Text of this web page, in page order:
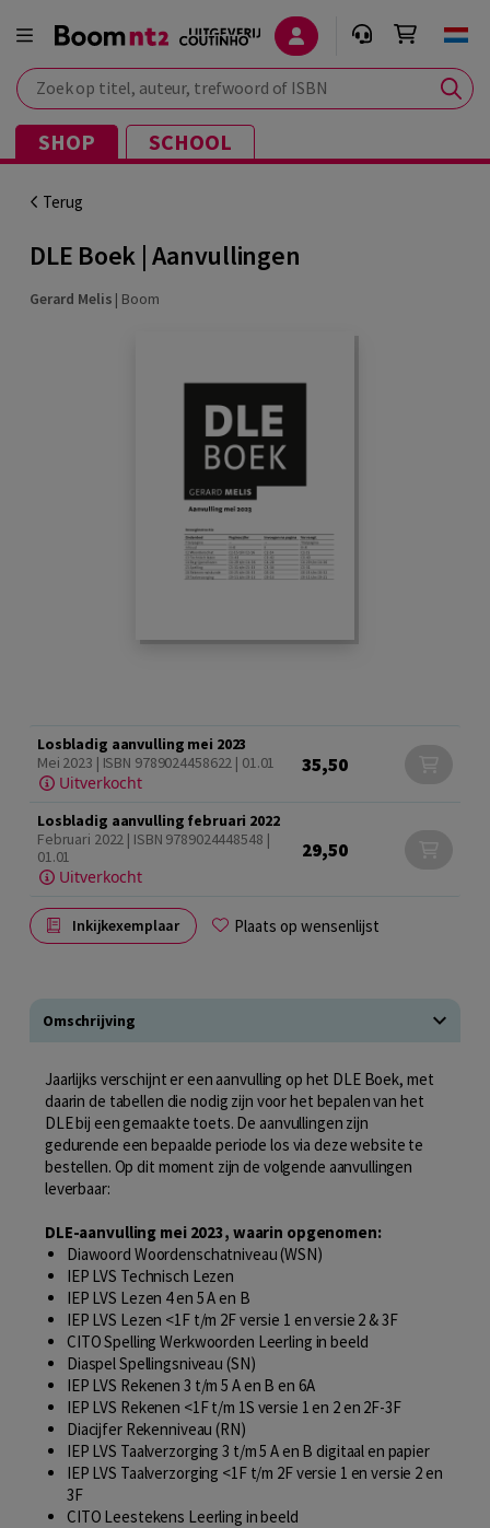
Zoek op titel, auteur, trefwoord of ISBN
SHOP SCHOOL
Terug
DLE Boek | Aanvullingen
Gerard Melis | Boom
Losbladig aanvulling mei 2023
Mei 2023 | ISBN 9789024458622 | 01.01
Uitverkocht
35,50
Losbladig aanvulling februari 2022
Februari 2022 | ISBN 9789024448548 |
01.01
Uitverkocht
29,50
Inkijkexemplaar Plaats op wensenlijst
Omschrijving
Jaarlijks verschijnt er een aanvulling op het DLE Boek, met
daarin de tabellen die nodig zijn voor het bepalen van het
DLE bij een gemaakte toets. De aanvullingen zijn
gedurende een bepaalde periode los via deze website te
bestellen. Op dit moment zijn de volgende aanvullingen
leverbaar:
DLE-aanvulling mei 2023, waarin opgenomen:
Diawoord Woordenschatniveau (WSN)
IEP LVS Technisch Lezen
IEP LVS Lezen 4 en 5 A en B
IEP LVS Lezen <1F t/m 2F versie 1 en versie 2 & 3F
CITO Spelling Werkwoorden Leerling in beeld
Diaspel Spellingsniveau (SN)
IEP LVS Rekenen 3 t/m 5 A en B en 6A
IEP LVS Rekenen <1F t/m 1S versie 1 en 2 en 2F-3F
Diacijfer Rekenniveau (RN)
IEP LVS Taalverzorging 3 t/m 5 A en B digitaal en papier
IEP LVS Taalverzorging <1F t/m 2F versie 1 en versie 2 en
3F
CITO Leestekens Leerling in beeld